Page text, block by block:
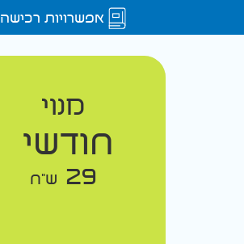
אפשרויות רכישה
מנוי
חודשי
29 ש"ח